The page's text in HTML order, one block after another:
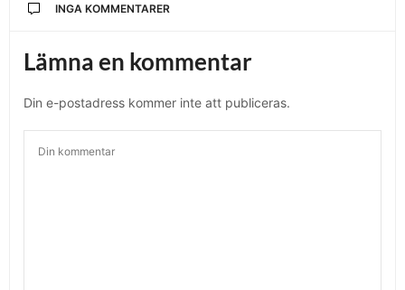
INGA KOMMENTARER
Lämna en kommentar
Din e-postadress kommer inte att publiceras.